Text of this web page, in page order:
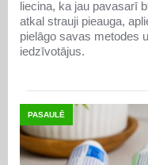
liecina, ka jau pavasarī
atkal strauji pieauga,
pielāgo savas metodes
iedzīvotājus.
PASAULĒ